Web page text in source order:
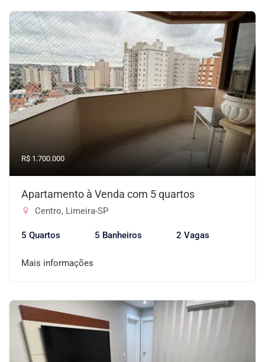
R$ 1.700.000
Apartamento à Venda com 5 quartos
Centro, Limeira-SP
5 Quartos 5 Banheiros 2 Vagas
Mais informações